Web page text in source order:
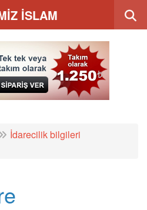
İSLAM
İdarecilik bilgileri